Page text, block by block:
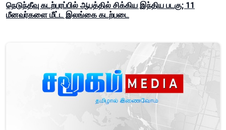
நெடுந்தீவு கடற்பரப்பில் ஆபத்தில் சிக்கிய இந்திய படகு; 11
மீனவர்களை மீட்ட இலங்கை கடற்படை